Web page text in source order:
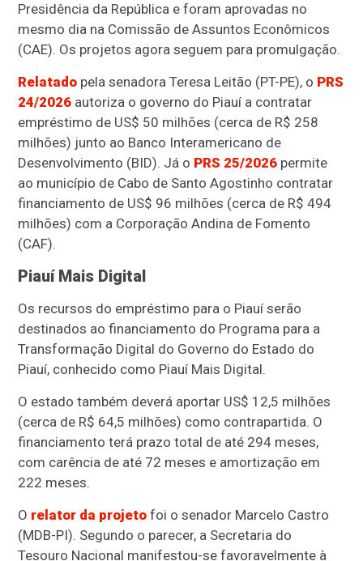
Presidência da República e foram aprovadas no
mesmo dia na Comissão de Assuntos Econômicos
(CAE). Os projetos agora seguem para promulgação.
Relatado pela senadora Teresa Leitão (PT-PE), o PRS
24/2026 autoriza o governo do Piauí a contratar
empréstimo de US$ 50 milhões (cerca de R$ 258
milhões) junto ao Banco Interamericano de
Desenvolvimento (BID). Já o PRS 25/2026 permite
ao município de Cabo de Santo Agostinho contratar
financiamento de US$ 96 milhões (cerca de R$ 494
milhões) com a Corporação Andina de Fomento
(CAF).
Piauí Mais Digital
Os recursos do empréstimo para o Piauí serão
destinados ao financiamento do Programa para a
Transformação Digital do Governo do Estado do
Piauí, conhecido como Piauí Mais Digital.
O estado também deverá aportar US$ 12,5 milhões
(cerca de R$ 64,5 milhões) como contrapartida. O
financiamento terá prazo total de até 294 meses,
com carência de até 72 meses e amortização em
222 meses.
O relator da projeto foi o senador Marcelo Castro
(MDB-PI). Segundo o parecer, a Secretaria do
Tesouro Nacional manifestou-se favoravelmente à